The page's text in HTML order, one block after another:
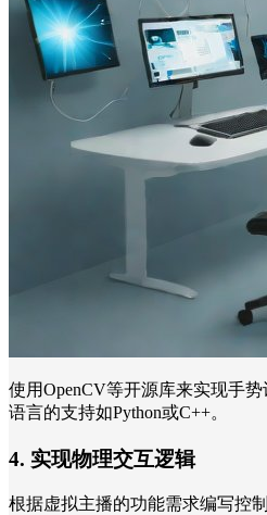
使用OpenCV等开源库来实现手
语言的支持如Python或C++。
4. 实现物理交互逻辑
根据虚拟主播的功能需求编写控